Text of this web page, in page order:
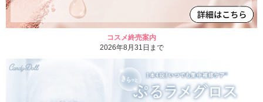
コスメ終売案内
2026年8月31日まで